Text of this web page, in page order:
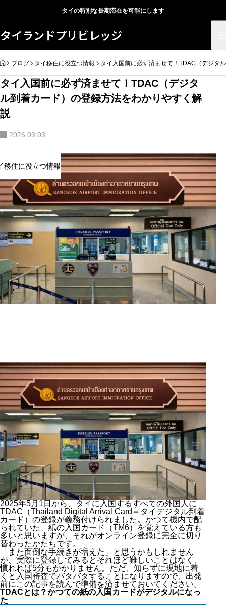
タイの特別な長期滞在を可能にします
タイランドプリビレッジ
HOME
ブログ タイ移住に役立つ情報 タイ入国前に必ず済ませて！TDAC（デジタ
タイ入国前に必ず済ませて！TDAC（デジタ
ル到着カード）の登録方法をわかりやすく解
説
2026.03.03
移住に役立つ情報
2025年5月1日から、タイに入国するすべての外国人に
TDAC（Thailand Digital Arrival Card＝タイデジタル到着
カード）の登録が義務付けられました。かつて機内で配
られていた、紙の入国カード（TM6）を覚えている方も
多いと思いますが、それがオンライン登録に完全に切り
替わったかたちです。
「また面倒な手続きが増えた」と思うかもしれません
が、実際に登録してみるとそれほど難しいことはなく、
慣れれば5分もかかりません。ただ、知らずに現地に着
くと入国審査でバタバタすることになりますので、出発
前にこの記事を読んで準備を済ませておいてください。
TDACとは？かつての紙の入国カードがデジタルになっ
た